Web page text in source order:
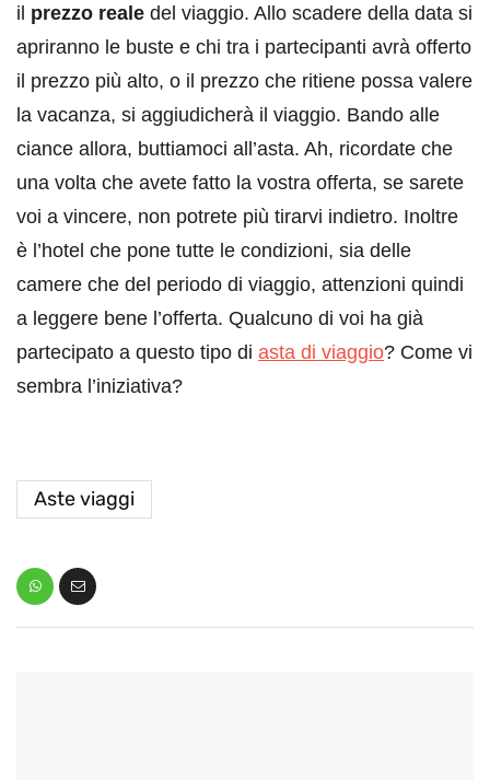
il prezzo reale del viaggio. Allo scadere della data si
apriranno le buste e chi tra i partecipanti avrà offerto
il prezzo più alto, o il prezzo che ritiene possa valere
la vacanza, si aggiudicherà il viaggio. Bando alle
ciance allora, buttiamoci all’asta. Ah, ricordate che
una volta che avete fatto la vostra offerta, se sarete
voi a vincere, non potrete più tirarvi indietro. Inoltre
è l’hotel che pone tutte le condizioni, sia delle
camere che del periodo di viaggio, attenzioni quindi
a leggere bene l’offerta. Qualcuno di voi ha già
partecipato a questo tipo di asta di viaggio? Come vi
sembra l’iniziativa?
Aste viaggi